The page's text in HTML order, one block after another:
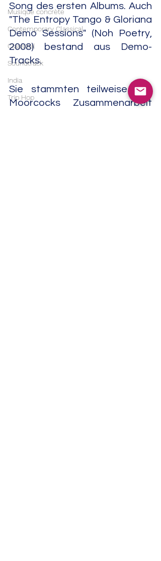
Musique concrète
Contemporary Classical
Classical
Soundtrack
India
Trip Hop
Song des ersten Albums. Auch
"The Entropy Tango & Gloriana
Demo Sessions" (Noh Poetry,
2008) bestand aus Demo-
Tracks.
Sie stammten teilweise aus
Moorcocks Zusammenarbeit